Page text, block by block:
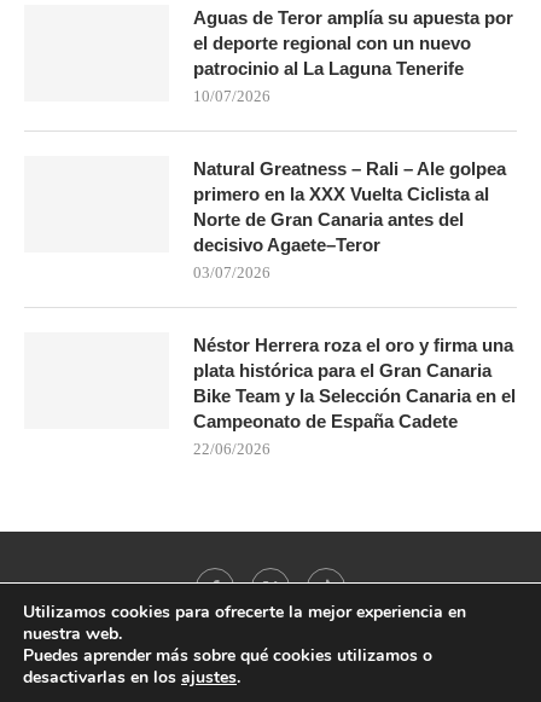
Aguas de Teror amplía su apuesta por
el deporte regional con un nuevo
patrocinio al La Laguna Tenerife
10/07/2026
Natural Greatness – Rali – Ale golpea
primero en la XXX Vuelta Ciclista al
Norte de Gran Canaria antes del
decisivo Agaete–Teror
03/07/2026
Néstor Herrera roza el oro y firma una
plata histórica para el Gran Canaria
Bike Team y la Selección Canaria en el
Campeonato de España Cadete
22/06/2026
@2021 - All Right Reserved. Designed and Developed by
Utilizamos cookies para ofrecerte la mejor experiencia en
nuestra web.
Puedes aprender más sobre qué cookies utilizamos o
desactivarlas en los ajustes.